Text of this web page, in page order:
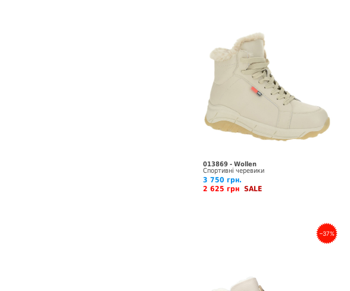
013869 - Wollen
Спортивні черевики
3 750 грн.
2 625 грн SALE
–37%